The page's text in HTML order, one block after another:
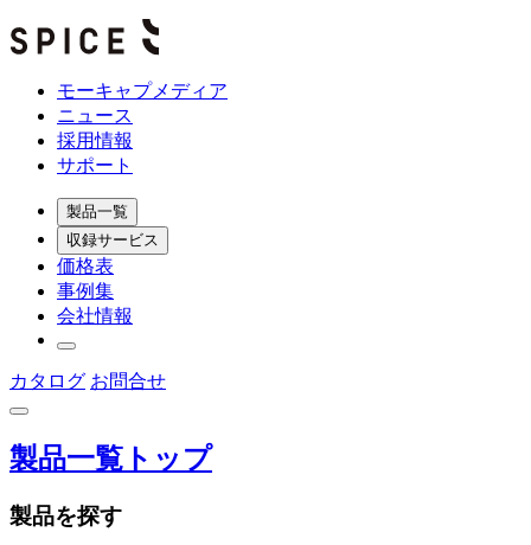
モーキャプメディア
ニュース
採用情報
サポート
製品一覧
収録サービス
価格表
事例集
会社情報
カタログ お問合せ
製品一覧トップ
製品を探す